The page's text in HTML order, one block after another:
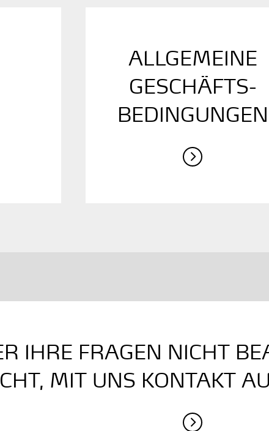
ALLGEMEINE
GESCHÄFTS­
BEDINGUNGEN
IHRE FRAGEN NICHT
MIT UNS KONTAKT